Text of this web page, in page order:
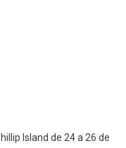
Island de 24 a 26 de